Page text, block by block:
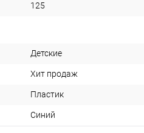
125
Детские
Хит продаж
Пластик
Синий